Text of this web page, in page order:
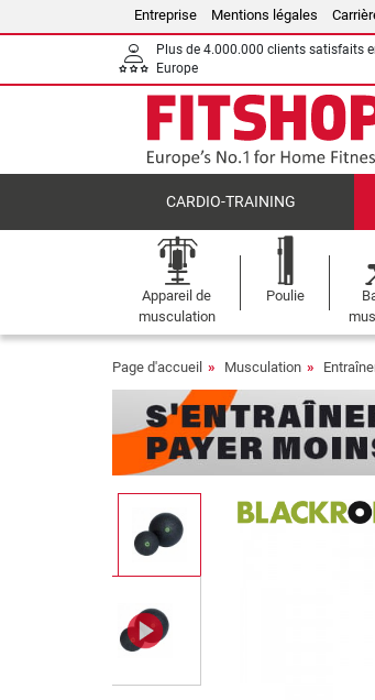
Entreprise Mentions légales
Plus de 4.000.000 clients satisfaits
Europe
CARDIO-TRAINING
Appareil de
musculation
Poulie
Page d'accueil Musculation